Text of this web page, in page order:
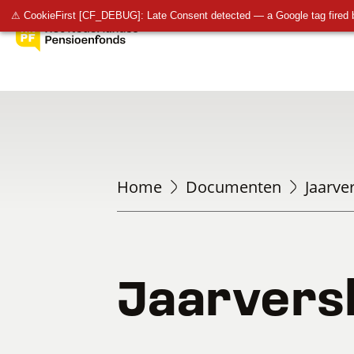
⚠ CookieFirst [CF_DEBUG]: Late Consent detected — a Google tag fired
Home Documenten